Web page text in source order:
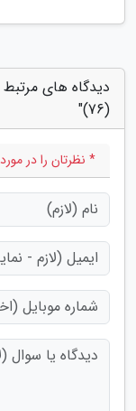
دیدگاه های مرتبط
(76)"
* نظرتان را در